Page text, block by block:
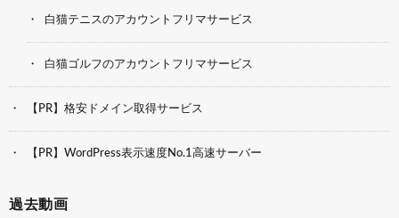
白猫テニスのアカウントフリマサービス
白猫ゴルフのアカウントフリマサービス
【PR】格安ドメイン取得サービス
【PR】WordPress表示速度No.1高速サーバー
過去動画